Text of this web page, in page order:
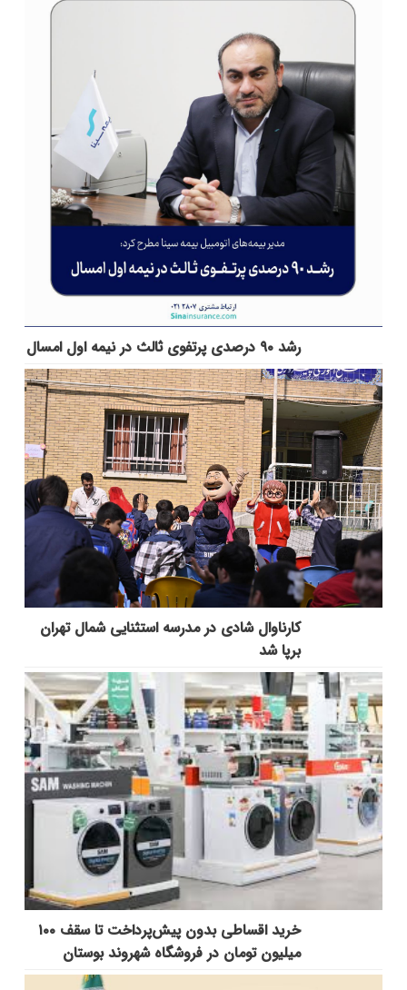
رشد ۹۰ درصدی پرتفوی ثالث در نیمه اول امسال
کارناوال شادی در مدرسه استثنایی شمال تهران
برپا شد
خرید اقساطی بدون پیش‌پرداخت تا سقف ۱۰۰
میلیون تومان در فروشگاه شهروند بوستان